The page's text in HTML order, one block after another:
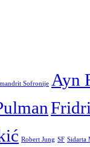
Sofronije Ayn
Robert Jung SF Sidarta